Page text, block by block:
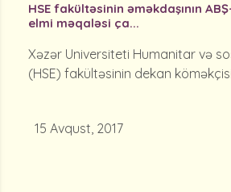
HSE fakültəsinin əməkdaşının
elmi məqaləsi ça...
Xəzər Universiteti Humanitar və
(HSE) fakültəsinin dekan
15 Avqust, 2017